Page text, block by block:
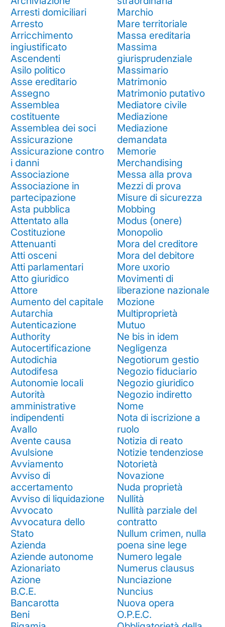
Arresti domiciliari
Arresto
Arricchimento
ingiustificato
Ascendenti
Asilo politico
Asse ereditario
Assegno
Assemblea
costituente
Assemblea dei soci
Assicurazione
Assicurazione contro
i danni
Associazione
Associazione in
partecipazione
Asta pubblica
Attentato alla
Costituzione
Attenuanti
Atti osceni
Atti parlamentari
Atto giuridico
Attore
Aumento del capitale
Autarchia
Autenticazione
Authority
Autocertificazione
Autodichia
Autodifesa
Autonomie locali
Autorità
amministrative
indipendenti
Avallo
Avente causa
Avulsione
Avviamento
Avviso di
accertamento
Avviso di liquidazione
Avvocato
Avvocatura dello
Stato
Azienda
Aziende autonome
Azionariato
Azione
B.C.E.
Bancarotta
Beni
Marchio
Mare territoriale
Massa ereditaria
Massima
giurisprudenziale
Massimario
Matrimonio
Matrimonio putativo
Mediatore civile
Mediazione
Mediazione
demandata
Memorie
Merchandising
Messa alla prova
Mezzi di prova
Misure di sicurezza
Mobbing
Modus (onere)
Monopolio
Mora del creditore
Mora del debitore
More uxorio
Movimenti di
liberazione nazionale
Mozione
Multiproprietà
Mutuo
Ne bis in idem
Negligenza
Negotiorum gestio
Negozio fiduciario
Negozio giuridico
Negozio indiretto
Nome
Nota di iscrizione a
ruolo
Notizia di reato
Notizie tendenziose
Notorietà
Novazione
Nuda proprietà
Nullità
Nullità parziale del
contratto
Nullum crimen, nulla
poena sine lege
Numero legale
Numerus clausus
Nunciazione
Nuncius
Nuova opera
O.P.E.C.